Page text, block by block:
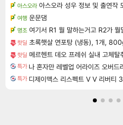
아스오라 아스오라 성우 정보 및 출연작
여행 운문댐
명조 여기서 R1 뭘 말하는거고 R2가 뭘
핫딜 초록햇살 연포탕 (냉동), 1개,
핫딜 메르헨트 데오 프레쉬 실내 고체
특가
특가